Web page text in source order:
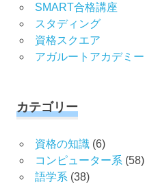
SMART合格講座
スタディング
資格スクエア
アガルートアカデミー
カテゴリー
資格の知識(6)
コンピューター系(58)
語学系(38)